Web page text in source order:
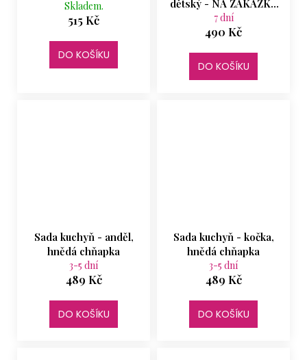
Skladem.
515 Kč
DO KOŠÍKU
dětský - NA ZAKÁZKU
- platba předem
7 dní
490 Kč
DO KOŠÍKU
Sada kuchyň - anděl,
hnědá chňapka
3-5 dní
489 Kč
DO KOŠÍKU
Sada kuchyň - kočka,
hnědá chňapka
3-5 dní
489 Kč
DO KOŠÍKU